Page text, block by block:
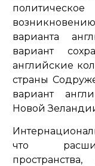
варианта
вариант
английские
страны
вариант
Новой
что